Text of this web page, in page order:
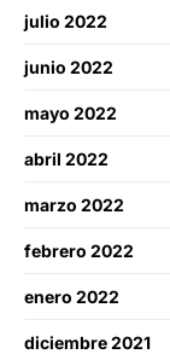
julio 2022
junio 2022
mayo 2022
abril 2022
marzo 2022
febrero 2022
enero 2022
diciembre 2021